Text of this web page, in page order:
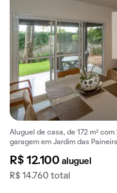
Aluguel de casa, de 172 m²
garagem em Jardim das
R$ 12.100aluguel
R$ 14.760 total